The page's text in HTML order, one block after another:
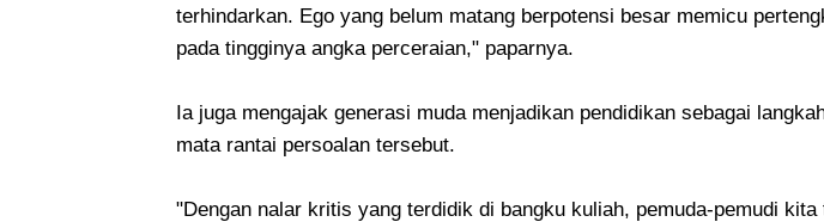
terhindarkan. Ego yang belum matang berpotensi besar memicu
pada tingginya angka perceraian," paparnya.
Ia juga mengajak generasi muda menjadikan pendidikan sebagai
mata rantai persoalan tersebut.
"Dengan nalar kritis yang terdidik di bangku kuliah, pemuda-pemudi kita